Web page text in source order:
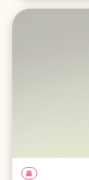
鼻